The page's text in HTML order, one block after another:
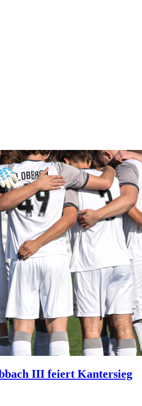
III feiert Kantersieg